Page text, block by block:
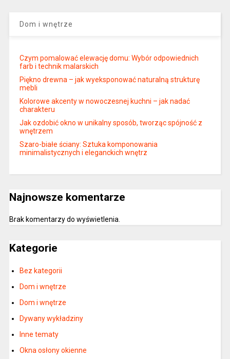
Dom i wnętrze
Czym pomalować elewację domu: Wybór odpowiednich
farb i technik malarskich
Piękno drewna – jak wyeksponować naturalną strukturę
mebli
Kolorowe akcenty w nowoczesnej kuchni – jak nadać
charakteru
Jak ozdobić okno w unikalny sposób, tworząc spójność z
wnętrzem
Szaro-białe ściany: Sztuka komponowania
minimalistycznych i eleganckich wnętrz
Najnowsze komentarze
Brak komentarzy do wyświetlenia.
Kategorie
Bez kategorii
Dom i wnętrze
Dom i wnętrze
Dywany wykładziny
Inne tematy
Okna osłony okienne